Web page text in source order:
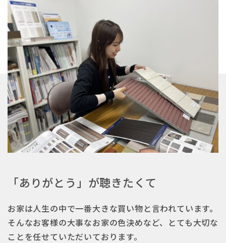
「ありがとう」が聴きたくて
お家は人生の中で一番大きな買い物と言われています。
そんなお客様の大事なお家の色決めなど、とても大切な
ことを任せていただいております。